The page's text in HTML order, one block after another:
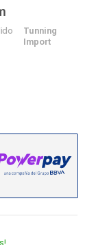
Tunning
Import